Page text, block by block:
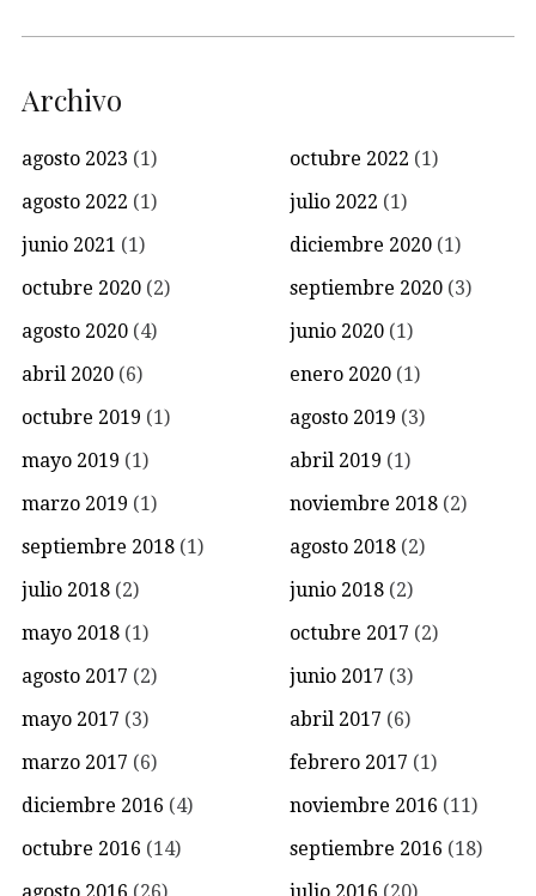
Archivo
agosto 2023 (1) octubre 2022 (1)
agosto 2022 (1) julio 2022 (1)
junio 2021 (1) diciembre 2020 (1)
octubre 2020 (2) septiembre 2020 (3)
agosto 2020 (4) junio 2020 (1)
abril 2020 (6) enero 2020 (1)
octubre 2019 (1) agosto 2019 (3)
mayo 2019 (1) abril 2019 (1)
marzo 2019 (1) noviembre 2018 (2)
septiembre 2018 (1) agosto 2018 (2)
julio 2018 (2) junio 2018 (2)
mayo 2018 (1) octubre 2017 (2)
agosto 2017 (2) junio 2017 (3)
mayo 2017 (3) abril 2017 (6)
marzo 2017 (6) febrero 2017 (1)
diciembre 2016 (4) noviembre 2016 (11)
octubre 2016 (14) septiembre 2016 (18)